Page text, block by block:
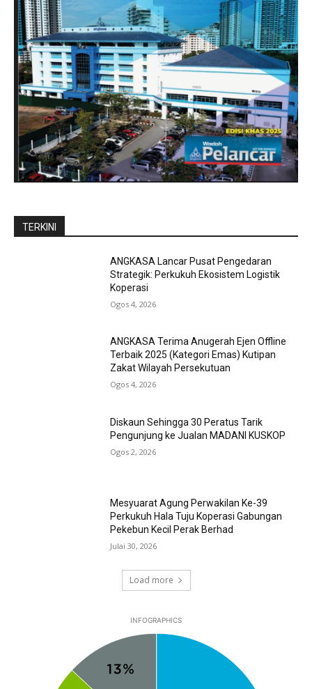
TERKINI
ANGKASA Lancar Pusat Pengedaran
Strategik: Perkukuh Ekosistem Logistik
Koperasi
Ogos 4, 2026
ANGKASA Terima Anugerah Ejen Offline
Terbaik 2025 (Kategori Emas) Kutipan
Zakat Wilayah Persekutuan
Ogos 4, 2026
Diskaun Sehingga 30 Peratus Tarik
Pengunjung ke Jualan MADANI KUSKOP
Ogos 2, 2026
Mesyuarat Agung Perwakilan Ke-39
Perkukuh Hala Tuju Koperasi Gabungan
Pekebun Kecil Perak Berhad
Julai 30, 2026
Load more
INFOGRAPHICS